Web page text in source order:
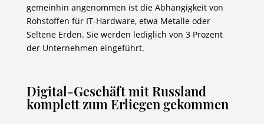
gemeinhin angenommen ist die Abhängigkeit von
Rohstoffen für IT-Hardware, etwa Metalle oder
Seltene Erden. Sie werden lediglich von 3 Prozent
der Unternehmen eingeführt.
Digital-Geschäft mit Russland
komplett zum Erliegen gekommen